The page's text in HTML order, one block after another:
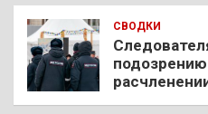
СВОДКИ